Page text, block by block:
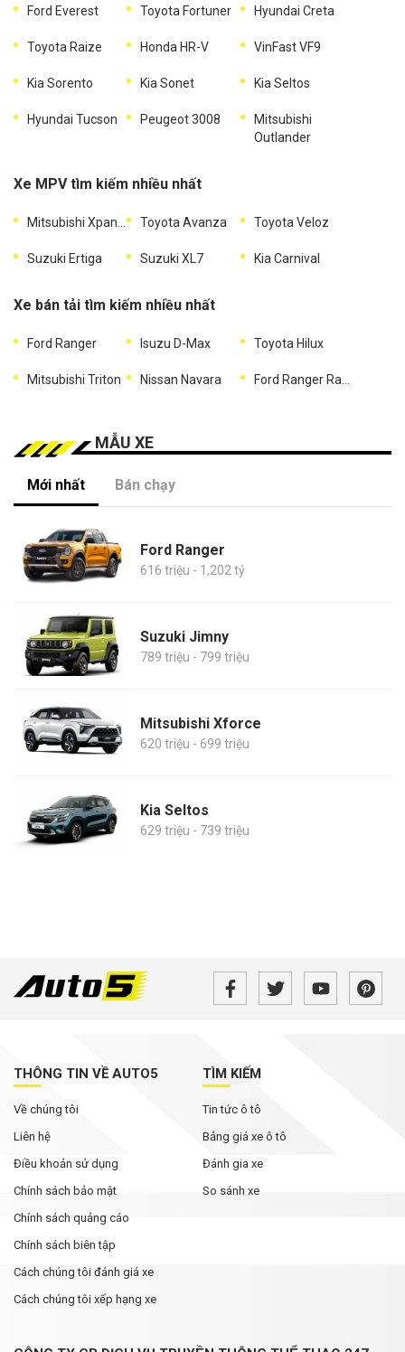
Ford Everest Toyota Fortuner Hyundai Creta
Toyota Raize Honda HR-V VinFast VF9
Kia Sorento Kia Sonet Kia Seltos
Hyundai Tucson Peugeot 3008
Mitsubishi
Outlander
Xe MPV tìm kiếm nhiều nhất
Toyota Avanza Toyota Veloz
Suzuki Ertiga Suzuki XL7 Kia Carnival
Xe bán tải tìm kiếm nhiều nhất
Ford Ranger Isuzu D-Max Toyota Hilux
Mitsubishi Triton Nissan Navara
MẪU XE
Mới nhất Bán chạy
Ford Ranger
616 triệu - 1,202 tỷ
Suzuki Jimny
789 triệu - 799 triệu
Mitsubishi Xforce
620 triệu - 699 triệu
Kia Seltos
629 triệu - 739 triệu
THÔNG TIN VỀ AUTO5
Về chúng tôi
Liên hệ
Điều khoản sử dụng
Chính sách bảo mật
Chính sách quảng cáo
Chính sách biên tập
Cách chúng tôi đánh giá xe
Cách chúng tôi xếp hạng xe
TÌM KIẾM
Tin tức ô tô
Bảng giá xe ô tô
Đánh gia xe
So sánh xe